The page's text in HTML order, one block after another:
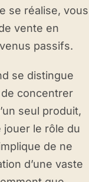
se réalise, vous
vente en
passifs.
se distingue
concentrer
seul produit,
jouer le rôle du
de ne
d’une vaste